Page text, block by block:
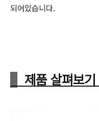
되어있습니다.
제품 살펴보기